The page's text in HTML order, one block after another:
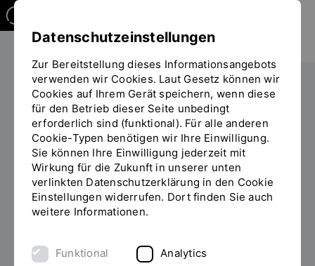
Sie
befinden
sich
auf
der
Seite
"Publikationen"
Die OTH
Einrichtungen
Stabsstelle Kommunikation
Publikationen
Datenschutzeinstellungen
Zur Bereitstellung dieses Informationsangebots
verwenden wir Cookies. Laut Gesetz können wir
Cookies auf Ihrem Gerät speichern, wenn diese
für den Betrieb dieser Seite unbedingt
erforderlich sind (funktional). Für alle anderen
Cookie-Typen benötigen wir Ihre Einwilligung.
Sie können Ihre Einwilligung jederzeit mit
Wirkung für die Zukunft in unserer unten
verlinkten Datenschutzerklärung in den Cookie
Einstellungen widerrufen. Dort finden Sie auch
weitere Informationen.
Funktional Analytics